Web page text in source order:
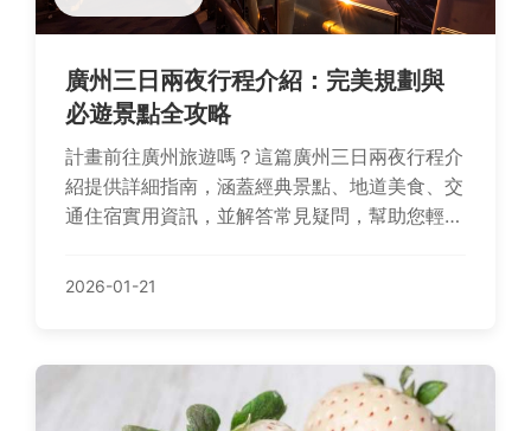
廣州三日兩夜行程介紹：完美規劃與
必遊景點全攻略
計畫前往廣州旅遊嗎？這篇廣州三日兩夜行程介
紹提供詳細指南，涵蓋經典景點、地道美食、交
通住宿實用資訊，並解答常見疑問，幫助您輕鬆
羊城魅力！
2026-01-21